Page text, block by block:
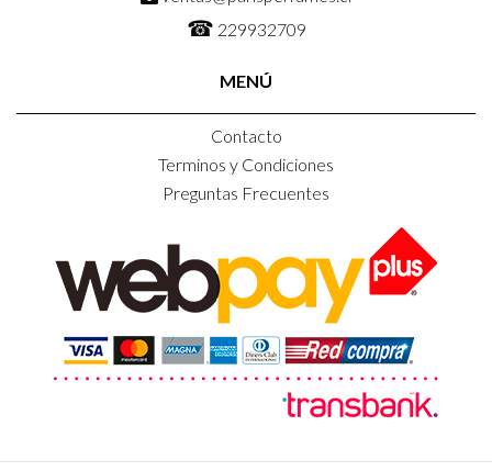
☎ 229932709
MENÚ
Contacto
Terminos y Condiciones
Preguntas Frecuentes